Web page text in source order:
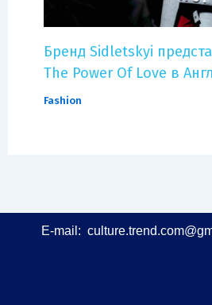
Бренд Sidletskyi
The Power Of Love в
Fashion
E-mail: